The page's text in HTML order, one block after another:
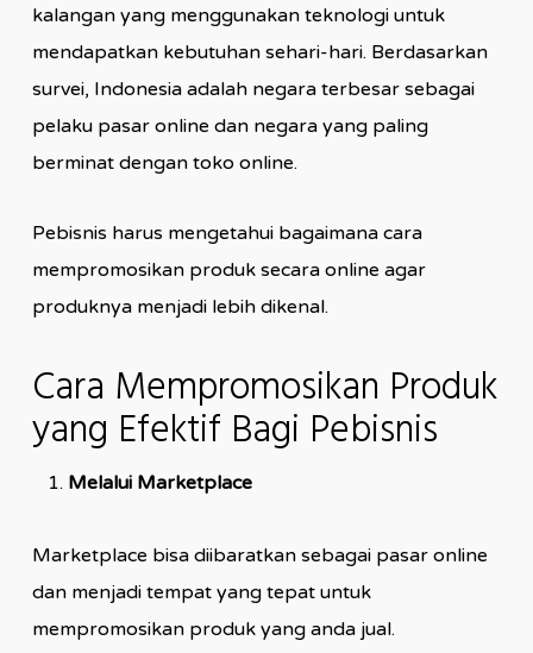
kalangan yang menggunakan teknologi untuk
mendapatkan kebutuhan sehari-hari. Berdasarkan
survei, Indonesia adalah negara terbesar sebagai
pelaku pasar online dan negara yang paling
berminat dengan toko online.
Pebisnis harus mengetahui bagaimana cara
mempromosikan produk secara online agar
produknya menjadi lebih dikenal.
Cara Mempromosikan Produk
yang Efektif Bagi Pebisnis
Melalui Marketplace
Marketplace bisa diibaratkan sebagai pasar online
dan menjadi tempat yang tepat untuk
mempromosikan produk yang anda jual.